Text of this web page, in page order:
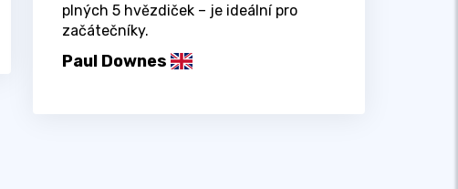
plných 5 hvězdiček – je ideální pro
začátečníky.
Paul Downes